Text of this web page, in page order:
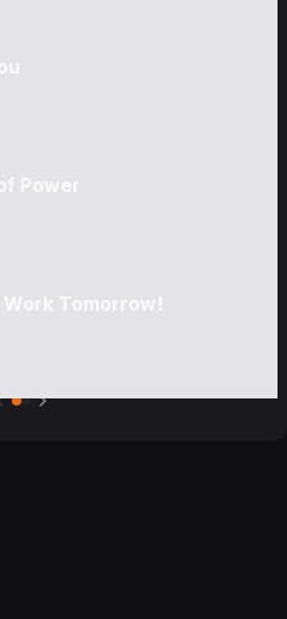
Power
Work Tomorrow!